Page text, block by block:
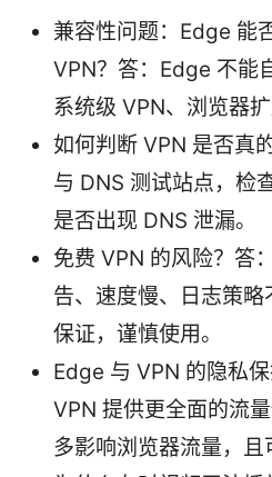
兼容性问题：Edge 能
VPN？答：Edge 不能
系统级 VPN、浏览器扩
如何判断 VPN 是否真
与 DNS 测试站点，检
是否出现 DNS 泄漏。
免费 VPN 的风险？答
告、速度慢、日志策
保证，谨慎使用。
Edge 与 VPN 的隐私
VPN 提供更全面的流
多影响浏览器流量，且